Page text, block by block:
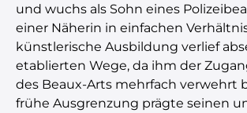
und wuchs als Sohn eines
einer Näherin in einfachen
künstlerische Ausbildung verlief
etablierten Wege, da ihm der
des Beaux-Arts mehrfach verwehrt
frühe Ausgrenzung prägte seinen